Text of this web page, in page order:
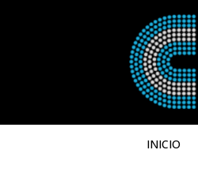
INICIO